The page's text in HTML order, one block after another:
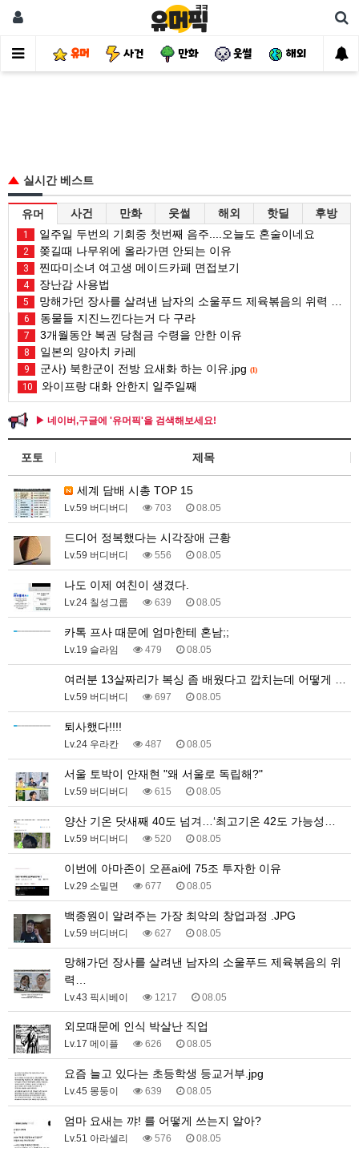
유머 사건 만화 웃썰 해외 핫
실시간 베스트
유머 사건 만화 웃썰 해외 핫딜 후방
1 일주일 두번의 기회중 첫번째 음주....오늘도 혼술이네요
2 쫒길때 나무위에 올라가면 안되는 이유
3 찐따미소녀 여고생 메이드카페 면접보기
4 장난감 사용법
5 망해가던 장사를 살려낸 남자의 소울푸드 제육볶음의 위력 ㅋㅋ
6 동물들 지진느낀다는거 다 구라
7 3개월동안 복권 당첨금 수령을 안한 이유
8 일본의 양아치 카레
9 군사) 북한군이 전방 요새화 하는 이유.jpg (1)
10 와이프랑 대화 안한지 일주일째
▶ 네이버,구글에 '유머픽'을 검색해보세요!
포토 제목
세계 담배 시총 TOP 15
Lv.59 버디버디 703 08.05
드디어 정복했다는 시각장애 근황
Lv.59 버디버디 556 08.05
나도 이제 여친이 생겼다.
Lv.24 칠성그룹 639 08.05
카톡 프사 때문에 엄마한테 혼남;;
Lv.19 슬라임 479 08.05
여러분 13살짜리가 복싱 좀 배웠다고 깝치는데 어떻게 …
Lv.59 버디버디 697 08.05
퇴사했다!!!!
Lv.24 우라칸 487 08.05
서울 토박이 안재현 "왜 서울로 독립해?"
Lv.59 버디버디 615 08.05
양산 기온 닷새째 40도 넘겨…‘최고기온 42도 가능성…
Lv.59 버디버디 520 08.05
이번에 아마존이 오픈ai에 75조 투자한 이유
Lv.29 소밀면 677 08.05
백종원이 알려주는 가장 최악의 창업과정 .JPG
Lv.59 버디버디 627 08.05
망해가던 장사를 살려낸 남자의 소울푸드 제육볶음의 위
력…
Lv.43 픽시베이 1217 08.05
외모때문에 인식 박살난 직업
Lv.17 메이플 626 08.05
요즘 늘고 있다는 초등학생 등교거부.jpg
Lv.45 몽둥이 639 08.05
엄마 요새는 꺄! 를 어떻게 쓰는지 알아?
Lv.51 아라셀리 576 08.05